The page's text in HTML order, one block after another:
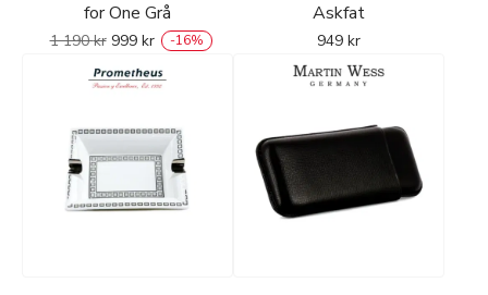
for One Grå
1 190kr 999 kr -16%
Askfat
949 kr